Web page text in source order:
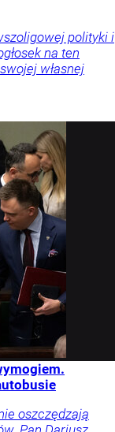
polityki i
na ten
własnej
oszczędzają